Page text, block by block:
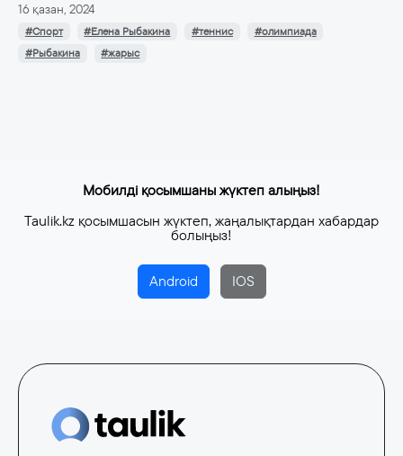
16 қазан, 2024
#Спорт #Елена Рыбакина #теннис
#олимпиада
#Рыбакина
#жарыс
Мобилді қосымшаны жүктеп алыңыз!
Taulik.kz қосымшасын жүктеп, жаңалықтардан хабардар
болыңыз!
Android IOS